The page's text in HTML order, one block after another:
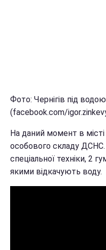
Фото: Чернігів під водою
(facebook.com/
На даний момент в
особового складу ДСНС.
спеціальної техніки, 2
якими відкачують воду.